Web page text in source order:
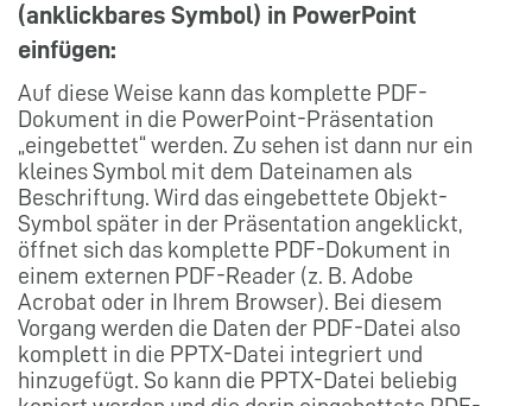
(anklickbares Symbol) in PowerPoint
einfügen:
Auf diese Weise kann das komplette PDF-
Dokument in die PowerPoint-Präsentation
„eingebettet“ werden. Zu sehen ist dann nur ein
kleines Symbol mit dem Dateinamen als
Beschriftung. Wird das eingebettete Objekt-
Symbol später in der Präsentation angeklickt,
öffnet sich das komplette PDF-Dokument in
einem externen PDF-Reader (z. B. Adobe
Acrobat oder in Ihrem Browser). Bei diesem
Vorgang werden die Daten der PDF-Datei also
komplett in die PPTX-Datei integriert und
hinzugefügt. So kann die PPTX-Datei beliebig